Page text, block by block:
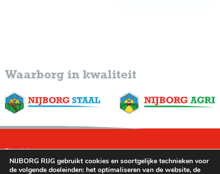
Waarborg in kwaliteit
Disclaimer
Leveringsvoorwaarden
NIJBORG RIJG gebruikt cookies en soortgelijke technieken voor
de volgende doeleinden: het optimaliseren van de website, de